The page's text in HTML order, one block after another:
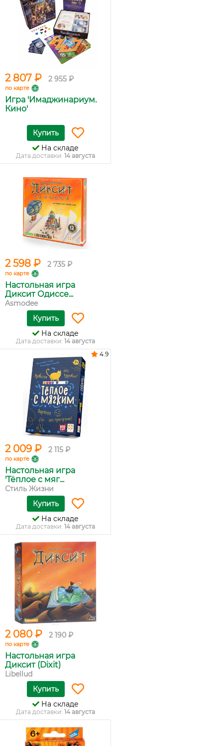
2 807 ₽ 2 955 ₽
по карте
Игра 'Имаджинариум.
Кино'
Купить
На складе
Дата доставки: 14 августа
2 598 ₽ 2 735 ₽
по карте
Настольная игра
Диксит Одиссе...
Asmodee
Купить
На складе
Дата доставки: 14 августа
2 009 ₽ 2 115 ₽
по карте
Настольная игра
'Тёплое с мяг...
Стиль Жизни
4.9
Купить
На складе
Дата доставки: 14 августа
2 080 ₽ 2 190 ₽
по карте
Настольная игра
Диксит (Dixit)
Libellud
Купить
На складе
Дата доставки: 14 августа